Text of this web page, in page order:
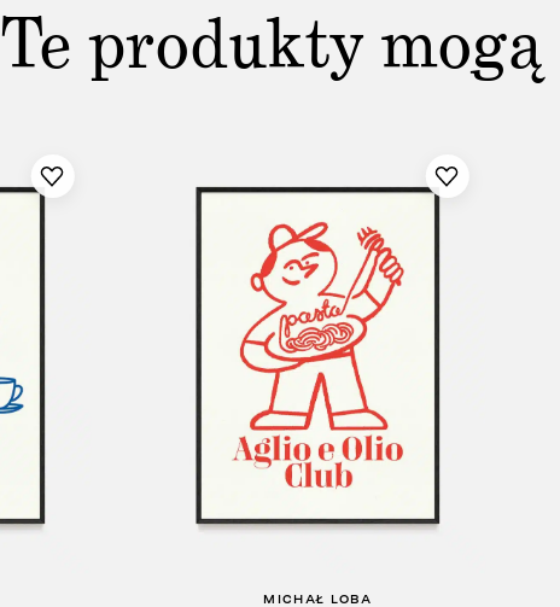
Te produkty mogą
MICHAŁ LOBA